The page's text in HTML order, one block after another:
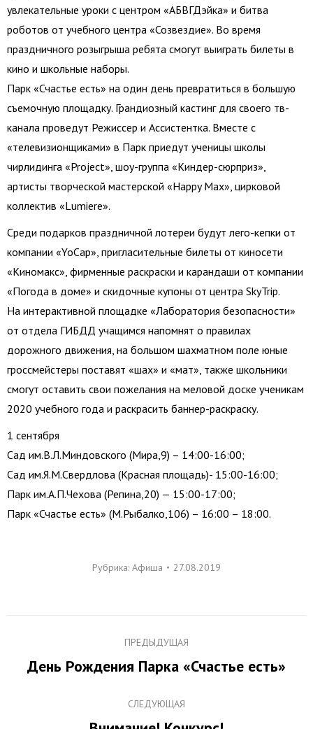
увлекательные уроки с центром «АБВГДэйка» и битва
роботов от учебного центра «Созвездие». Во время
праздничного розыгрыша ребята смогут выиграть билеты в
кино и школьные наборы.
Парк «Счастье есть» на один день превратиться в большую
съемочную площадку. Грандиозный кастинг для своего тв-
канала проведут Режиссер и Ассистентка. Вместе с
«телевизионщиками» в Парк приедут ученицы школы
чирлидинга «Project», шоу-группа «Киндер-сюрприз»,
артисты творческой мастерской «Happy Max», цирковой
коллектив «Lumiere».
Среди подарков праздничной лотереи будут лего-кепки от
компании «YoCap», пригласительные билеты от киносети
«Киномакс», фирменные раскраски и карандаши от компании
«Погода в доме» и скидочные купоны от центра SkyTrip.
На интерактивной площадке «Лаборатория безопасности»
от отдела ГИБДД учащимся напомнят о правилах
дорожного движения, на большом шахматном поле юные
гроссмейстеры поставят «шах» и «мат», также школьники
смогут оставить свои пожелания на меловой доске ученикам
2020 учебного года и раскрасить баннер-раскраску.
1 сентября
Сад им.В.Л.Миндовского (Мира,9) – 14:00-16:00;
Сад им.Я.М.Свердлова (Красная площадь)- 15:00-16:00;
Парк им.А.П.Чехова (Репина,20) — 15:00-17:00;
Парк «Счастье есть» (М.Рыбалко,106) – 16:00 – 18:00.
Рубрика: Афиша 27.08.2019
ПРЕДЫДУЩАЯ
Предыдущая
День Рождения Парка «Счастье есть»
СЛЕДУЮЩАЯ
Следующая